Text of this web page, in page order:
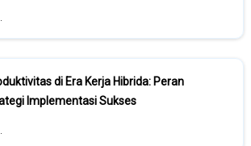
di Era Kerja Hibrida: Peran
Implementasi Sukses